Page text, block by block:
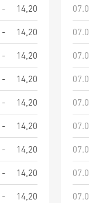
-
14,20
-
14,20
-
14,20
-
14,20
-
14,20
-
14,20
-
14,20
-
14,20
-
14,20